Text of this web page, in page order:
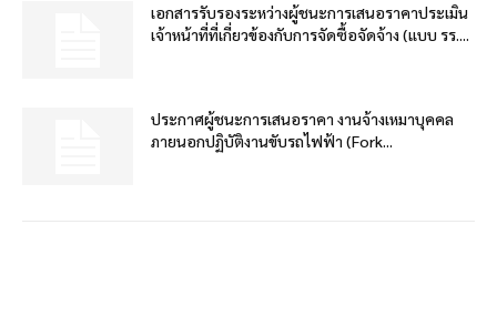
เอกสารรับรองระหว่างผู้ชนะการเสนอราคาประเมิน
เจ้าหน้าที่ที่เกี่ยวข้องกับการจัดซื้อจัดจ้าง (แบบ รร....
ประกาศผู้ชนะการเสนอราคา งานจ้างเหมาบุคคล
ภายนอกปฏิบัติงานขับรถไฟฟ้า (Fork...